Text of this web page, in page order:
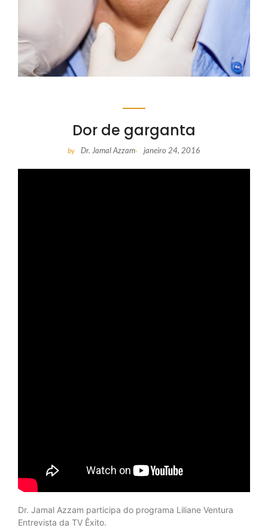
Dor de garganta
by Dr. Jamal Azzam- janeiro 24, 2016
Dr. Jamal Azzam participa do programa Liliane Ventura
Entrevista da TV Êxito.